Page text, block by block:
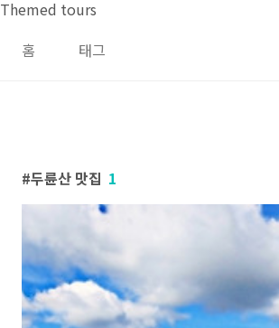
본문 바로가기
Themed tours
홈
태그
두륜산 맛집 1